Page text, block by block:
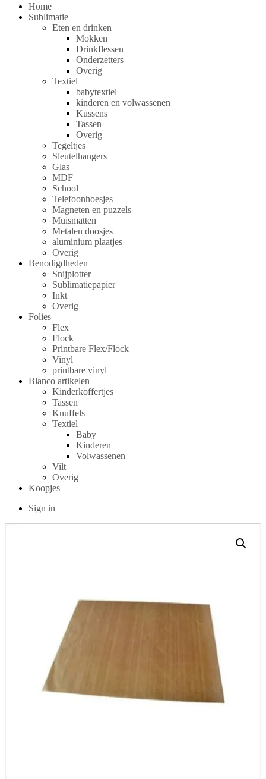
Home
Sublimatie
Eten en drinken
Mokken
Drinkflessen
Onderzetters
Overig
Textiel
babytextiel
kinderen en volwassenen
Kussens
Tassen
Overig
Tegeltjes
Sleutelhangers
Glas
MDF
School
Telefoonhoesjes
Magneten en puzzels
Muismatten
Metalen doosjes
aluminium plaatjes
Overig
Benodigdheden
Snijplotter
Sublimatiepapier
Inkt
Overig
Folies
Flex
Flock
Printbare Flex/Flock
Vinyl
printbare vinyl
Blanco artikelen
Kinderkoffertjes
Tassen
Knuffels
Textiel
Baby
Kinderen
Volwassenen
Vilt
Overig
Koopjes
Sign in